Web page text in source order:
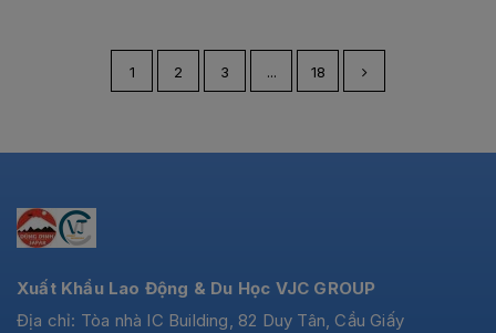
1 2 3 ... 18
Xuất Khẩu Lao Động & Du Học VJC GROUP
Địa chỉ: Tòa nhà IC Building, 82 Duy Tân, Cầu Giấy